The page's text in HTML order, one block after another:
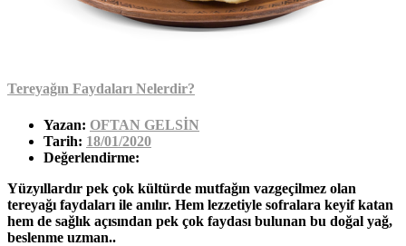
Tereyağın Faydaları Nelerdir?
Yazan: OFTAN GELSİN
Tarih: 18/01/2020
Değerlendirme:
Yüzyıllardır pek çok kültürde mutfağın vazgeçilmez olan
tereyağı faydaları ile anılır. Hem lezzetiyle sofralara keyif katan
hem de sağlık açısından pek çok faydası bulunan bu doğal yağ,
beslenme uzman..